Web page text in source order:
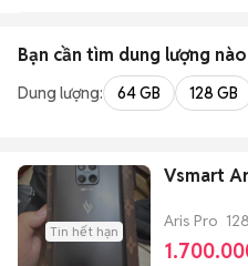
Bạn cần tìm dung lượng
Dung lượng: 64 GB 128 GB
Tin hết hạn
Vsmart
Aris Pro